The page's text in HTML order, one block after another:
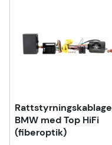
Rattstyrningskablage
BMW med Top HiFi
(fiberoptik)